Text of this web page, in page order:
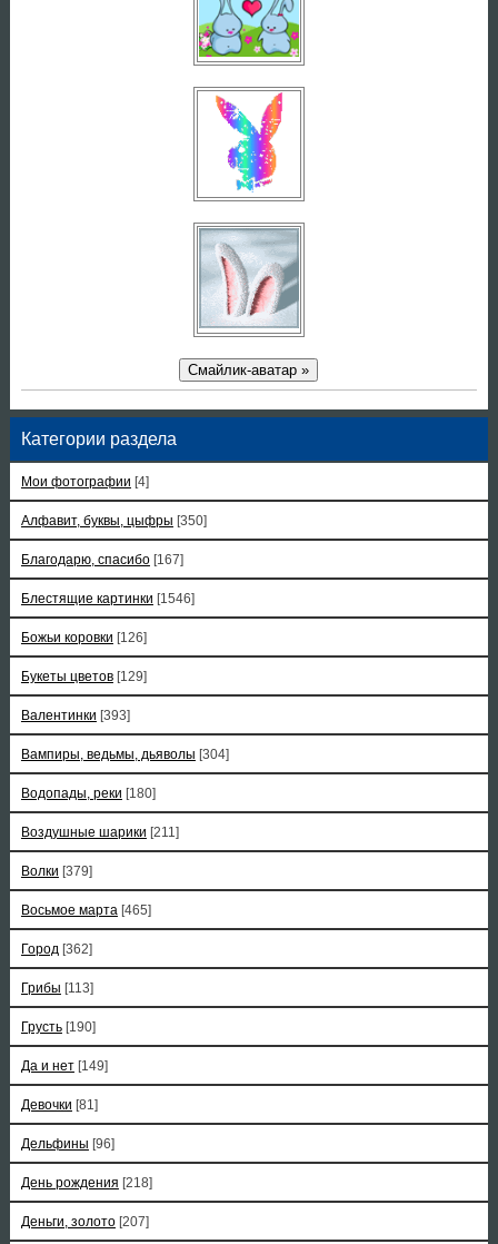
Смайлик-аватар »
Категории раздела
Мои фотографии [4]
Алфавит, буквы, цыфры [350]
Благодарю, спасибо [167]
Блестящие картинки [1546]
Божьи коровки [126]
Букеты цветов [129]
Валентинки [393]
Вампиры, ведьмы, дьяволы [304]
Водопады, реки [180]
Воздушные шарики [211]
Волки [379]
Восьмое марта [465]
Город [362]
Грибы [113]
Грусть [190]
Да и нет [149]
Девочки [81]
Дельфины [96]
День рождения [218]
Деньги, золото [207]